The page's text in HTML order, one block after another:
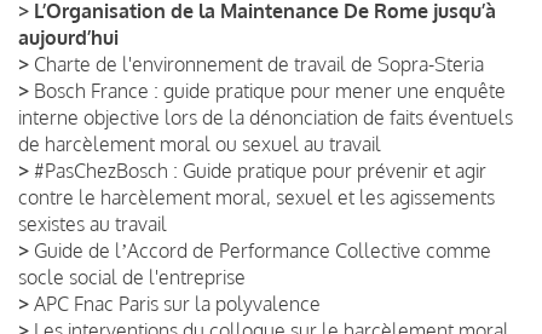
> L’Organisation de la Maintenance De Rome jusqu’à
aujourd’hui
> Charte de l'environnement de travail de Sopra-Steria
> Bosch France : guide pratique pour mener une enquête
interne objective lors de la dénonciation de faits éventuels
de harcèlement moral ou sexuel au travail
> #PasChezBosch : Guide pratique pour prévenir et agir
contre le harcèlement moral, sexuel et les agissements
sexistes au travail
> Guide de lʼAccord de Performance Collective comme
socle social de l'entreprise
> APC Fnac Paris sur la polyvalence